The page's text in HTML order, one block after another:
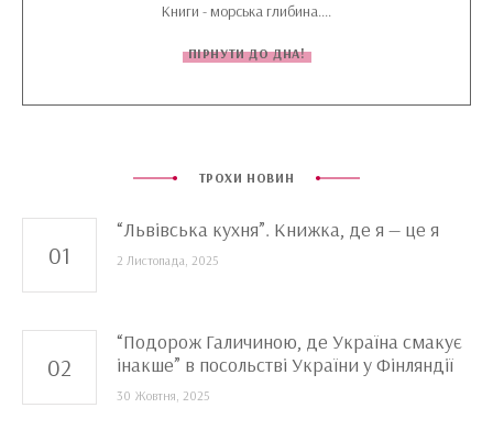
Книги - морська глибина....
ПІРНУТИ ДО ДНА!
ТРОХИ НОВИН
“Львівська кухня”. Книжка, де я — це я
2 Листопада, 2025
“Подорож Галичиною, де Україна смакує
інакше” в посольстві України у Фінляндії
30 Жовтня, 2025